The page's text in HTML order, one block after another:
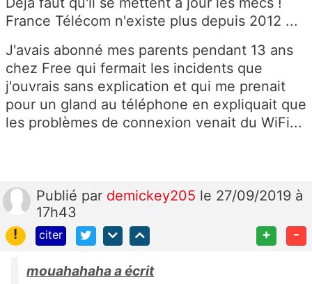
France Télécom n'existe plus depuis 2012 ...
J'avais abonné mes parents pendant 13 ans
chez Free qui fermait les incidents que
j'ouvrais sans explication et qui me prenait
pour un gland au téléphone en expliquait que
les problèmes de connexion venait du WiFi...
Publié par demickey205 le 27/09/2019 à
17h43
!
citer + -
mouahahaha a écrit